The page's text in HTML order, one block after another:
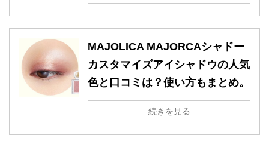
MAJOLICA MAJORCAシャドー
カスタマイズアイシャドウの人気
色と口コミは？使い方もまとめ。
続きを見る